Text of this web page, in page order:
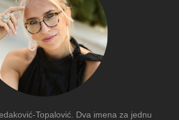
Topalović. Dva imena za jednu